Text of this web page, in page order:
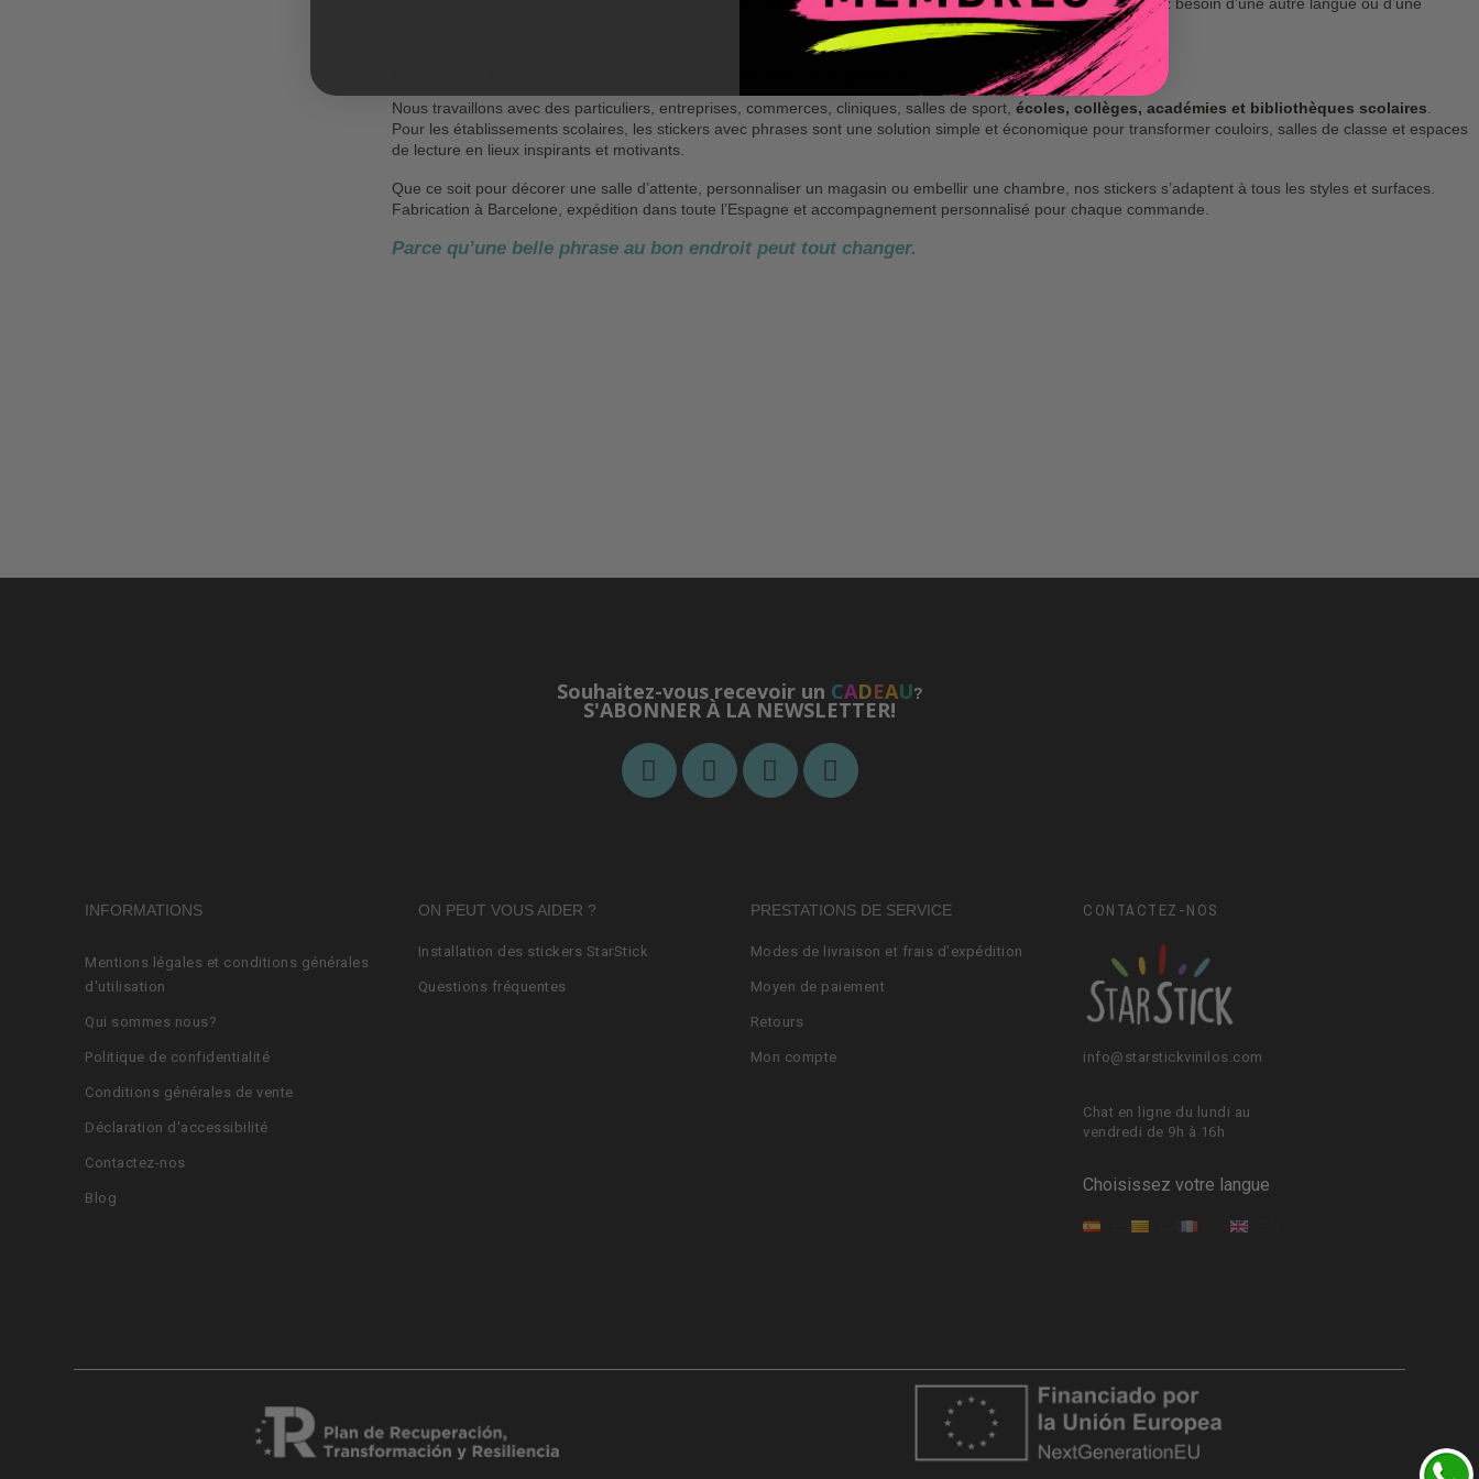
espagnol, catalan, anglais, français et bien d’autres langues. Si vous avez besoin d’une autre langue ou d’une
Nous travaillons avec des particuliers, entreprises, commerces, cliniques, salles de sport, écoles, collèges, académies et bibliothèques scolaires.
Pour les établissements scolaires, les stickers avec phrases sont une solution simple et économique pour transformer couloirs, salles de classe et espaces
de lecture en lieux inspirants et motivants.
Que ce soit pour décorer une salle d’attente, personnaliser un magasin ou embellir une chambre, nos stickers s’adaptent à tous les styles et surfaces.
Fabrication à Barcelone, expédition dans toute l’Espagne et accompagnement personnalisé pour chaque commande.
Parce qu’une belle phrase au bon endroit peut tout changer.
Souhaitez-vous recevoir un CADEAU?
S'ABONNER À LA NEWSLETTER!
INFORMATIONS
Mentions légales et conditions générales
d'utilisation
Qui sommes nous?
Politique de confidentialité
Conditions générales de vente
Déclaration d'accessibilité
Contactez-nos
Blog
ON PEUT VOUS AIDER ?
Installation des stickers StarStick
Questions fréquentes
PRESTATIONS DE SERVICE
Modes de livraison et frais d'expédition
Moyen de paiement
Retours
Mon compte
CONTACTEZ-NOS
info@starstickvinilos.com
Chat en ligne du lundi au
vendredi de 9h à 16h
Choisissez votre langue
ES CA FR